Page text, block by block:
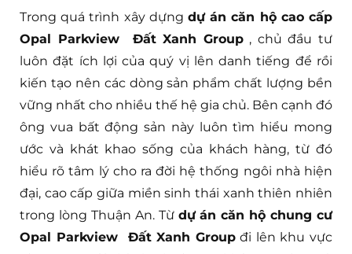
Trong quá trình xây dựng dự án căn hộ cao cấp
Opal Parkview Đất Xanh Group, chủ đầu tư
luôn đặt ích lợi của quý vị lên danh tiếng để rồi
kiến tạo nên các dòng sản phẩm chất lượng bền
vững nhất cho nhiều thế hệ gia chủ. Bên cạnh đó
ông vua bất động sản này luôn tìm hiểu mong
ước và khát khao sống của khách hàng, từ đó
hiểu rõ tâm lý cho ra đời hệ thống ngôi nhà hiện
đại, cao cấp giữa miền sinh thái xanh thiên nhiên
trong lòng Thuận An. Từ dự án căn hộ chung cư
Opal Parkview Đất Xanh Groupđi lên khu vực